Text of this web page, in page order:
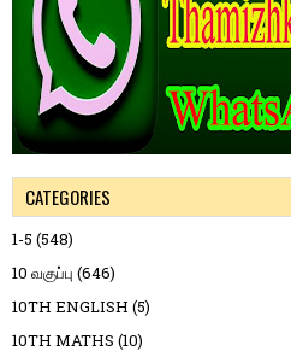
CATEGORIES
1-5 (548)
10 வகுப்பு (646)
10TH ENGLISH (5)
10TH MATHS (10)